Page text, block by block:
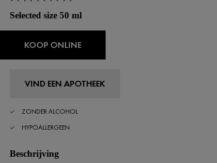
Selected size 50 ml
KOOP ONLINE
VIND EEN APOTHEEK
ZONDER ALCOHOL
HYPOALLERGEEN
Beschrijving